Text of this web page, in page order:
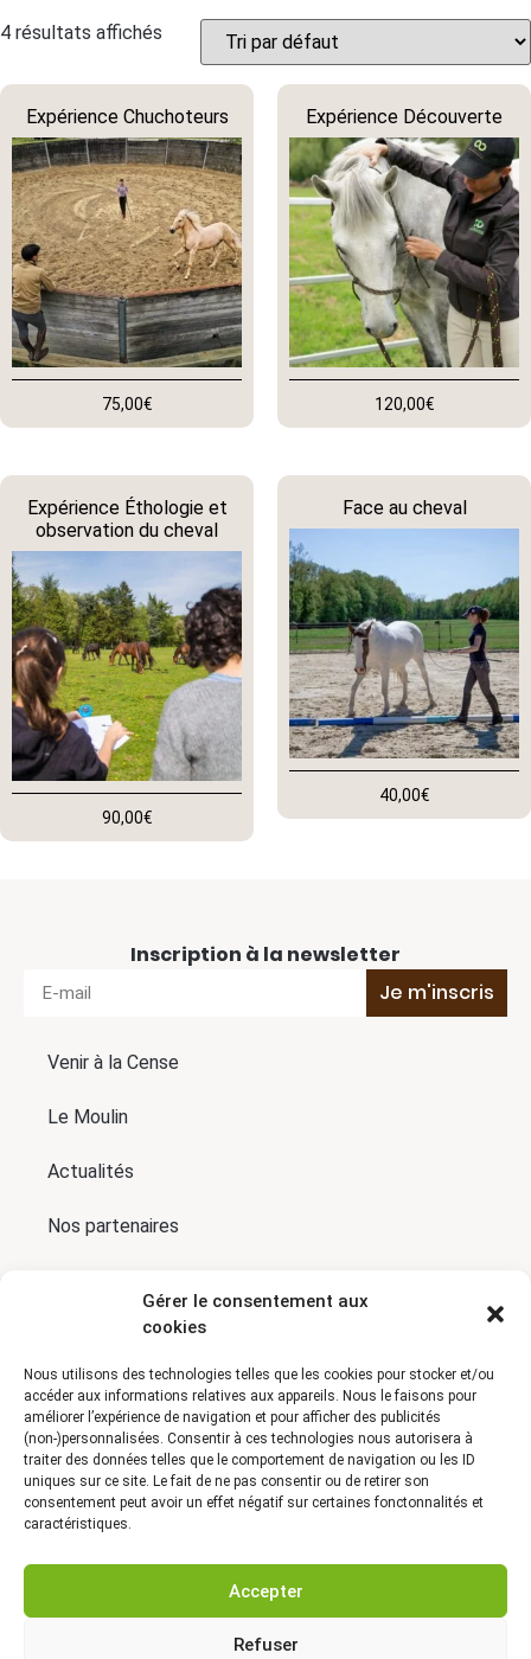
Gérer le consentement aux
cookies
Nous utilisons des technologies telles que les cookies pour stocker et/ou
accéder aux informations relatives aux appareils. Nous le faisons pour
améliorer l’expérience de navigation et pour afficher des publicités
(non-)personnalisées. Consentir à ces technologies nous autorisera à
traiter des données telles que le comportement de navigation ou les ID
uniques sur ce site. Le fait de ne pas consentir ou de retirer son
consentement peut avoir un effet négatif sur certaines fonctonnalités et
caractéristiques.
Accepter
Refuser
4 résultats affichés
Expérience Chuchoteurs
75,00€
Expérience Découverte
120,00€
Expérience Éthologie et
observation du cheval
90,00€
Face au cheval
40,00€
Inscription à la newsletter
Je m'inscris
Venir à la Cense
Le Moulin
Actualités
Nos partenaires
Conditions générales de vente
Cookies et données personnelles
Mentions légales
Contact